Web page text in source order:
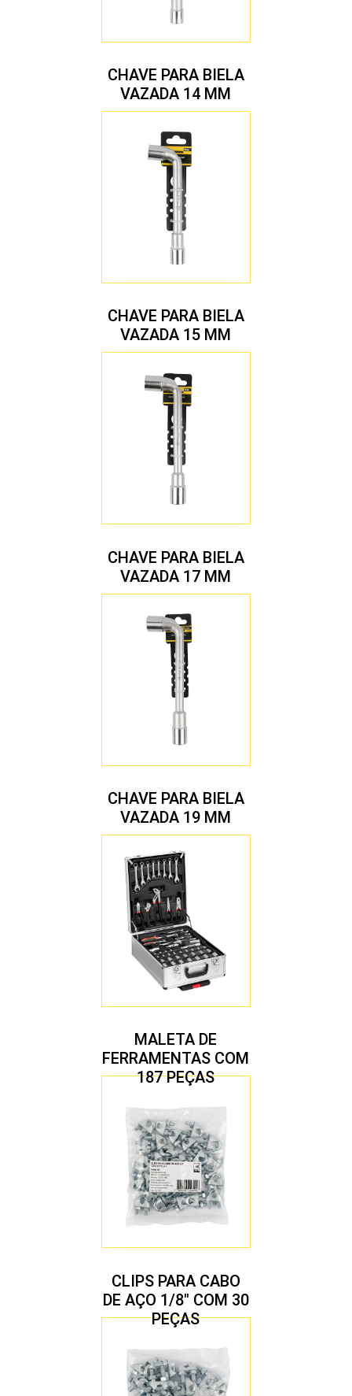
CHAVE PARA BIELA
VAZADA 14 MM
CHAVE PARA BIELA
VAZADA 15 MM
CHAVE PARA BIELA
VAZADA 17 MM
CHAVE PARA BIELA
VAZADA 19 MM
MALETA DE
FERRAMENTAS COM
187 PEÇAS
CLIPS PARA CABO
DE AÇO 1/8″ COM 30
PEÇAS